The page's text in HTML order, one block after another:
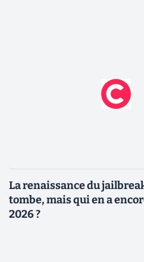
La renaissance du
tombe, mais qui en a
2026 ?